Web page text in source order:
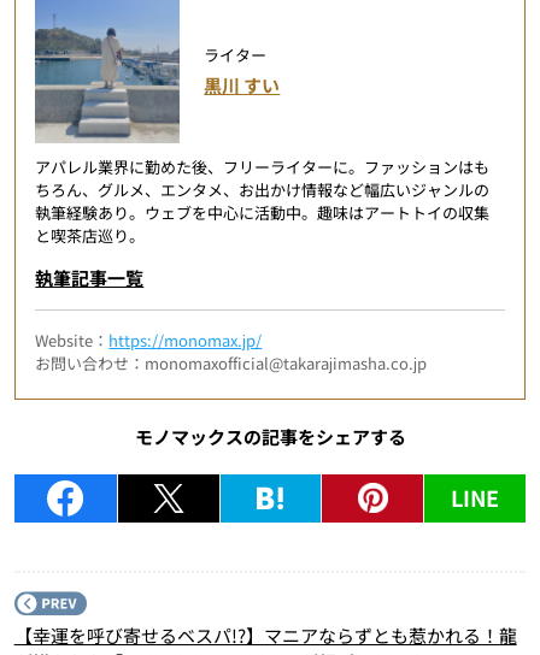
ライター
黒川 すい
アパレル業界に勤めた後、フリーライターに。ファッションはも
ちろん、グルメ、エンタメ、お出かけ情報など幅広いジャンルの
執筆経験あり。ウェブを中心に活動中。趣味はアートトイの収集
と喫茶店巡り。
執筆記事一覧
Website： https://monomax.jp/
お問い合わせ：monomaxofficial@takarajimasha.co.jp
モノマックスの記事をシェアする
LINE
【幸運を呼び寄せるベスパ!?】マニアならずとも惹かれる！龍